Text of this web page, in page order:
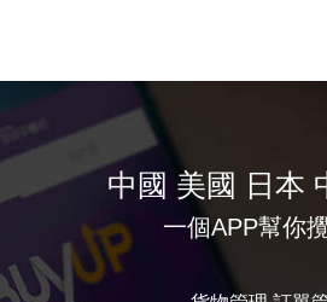
中國 美國 日本
一個APP幫你